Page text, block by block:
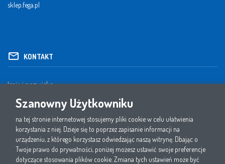
sklep.fega.pl
KONTAKT
Szanowny Użytkowniku
na tej stronie internetowej stosujemy pliki cookie w celu ułatwienia
korzystania z niej. Dzieje się to poprzez zapisanie informacji na
urządzeniu, z którego korzystasz odwiedzając naszą witrynę. Dbając o
Twoje prawo do prywatności, poniżej możesz ustawić swoje preferencje
dotyczące stosowania plików cookie. Zmiana tych ustawień może być